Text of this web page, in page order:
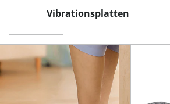
Vibrationsplatten